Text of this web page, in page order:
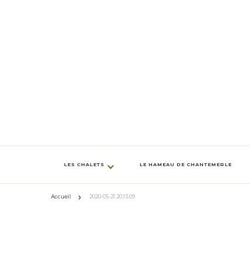
LES CHALETS LE HAMEAU DE CHANTEMERLE
Accueil 2020-05-21 20.13.09